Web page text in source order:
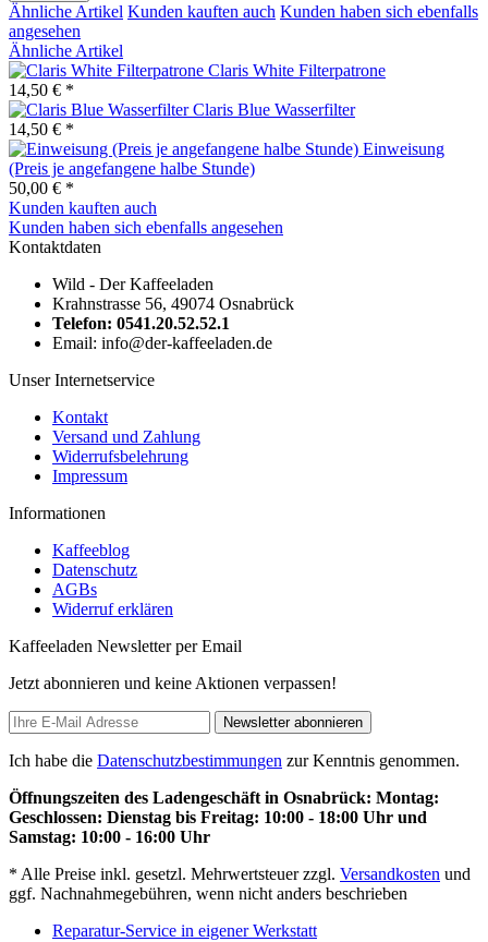
Ähnliche Artikel Kunden kauften auch Kunden haben sich ebenfalls
angesehen
Ähnliche Artikel
Claris White Filterpatrone
14,50 € *
Claris Blue Wasserfilter
14,50 € *
Einweisung
(Preis je angefangene halbe Stunde)
50,00 € *
Kunden kauften auch
Kunden haben sich ebenfalls angesehen
Kontaktdaten
Wild - Der Kaffeeladen
Krahnstrasse 56, 49074 Osnabrück
Telefon: 0541.20.52.52.1
Email: info@der-kaffeeladen.de
Unser Internetservice
Kontakt
Versand und Zahlung
Widerrufsbelehrung
Impressum
Informationen
Kaffeeblog
Datenschutz
AGBs
Widerruf erklären
Kaffeeladen Newsletter per Email
Jetzt abonnieren und keine Aktionen verpassen!
Newsletter abonnieren
Ich habe die Datenschutzbestimmungen zur Kenntnis genommen.
Öffnungszeiten des Ladengeschäft in Osnabrück: Montag:
Geschlossen: Dienstag bis Freitag: 10:00 - 18:00 Uhr und
Samstag: 10:00 - 16:00 Uhr
* Alle Preise inkl. gesetzl. Mehrwertsteuer zzgl. Versandkosten und
ggf. Nachnahmegebühren, wenn nicht anders beschrieben
Reparatur-Service in eigener Werkstatt